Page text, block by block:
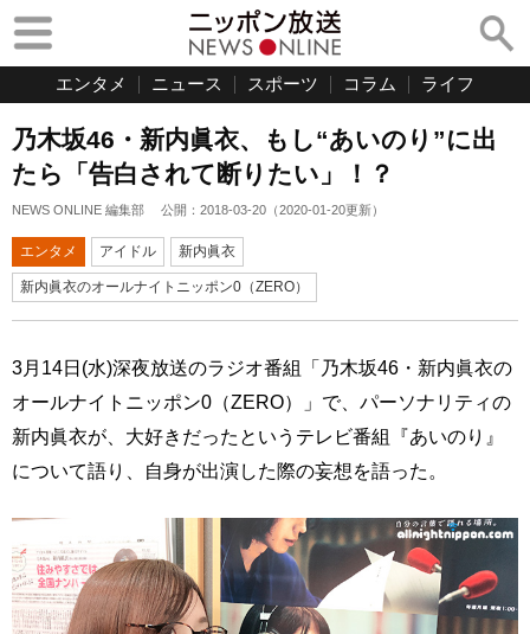
エンタメ ニュース スポーツ コラム ライフ
乃木坂46・新内眞衣、もし“あいのり”に出
たら「告白されて断りたい」！？
NEWS ONLINE 編集部 公開： 2018-03-20 （2020-01-20更新）
エンタメ アイドル 新内眞衣
新内眞衣のオールナイトニッポン0（ZERO）
3月14日(水)深夜放送のラジオ番組「乃木坂46・新内眞衣の
オールナイトニッポン0（ZERO）」で、パーソナリティの
新内眞衣が、大好きだったというテレビ番組『あいのり』
について語り、自身が出演した際の妄想を語った。